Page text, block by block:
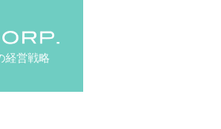
経営戦略